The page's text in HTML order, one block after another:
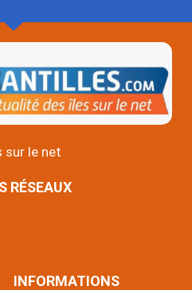
sur le net
RÉSEAUX
INFORMATIONS